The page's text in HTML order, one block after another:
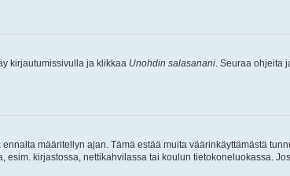
kirjautumissivulla ja klikkaa Unohdin salasanani . Seuraa ohjeita
määritellyn ajan. Tämä estää muita väärinkäyttämästä
kirjastossa, nettikahvilassa tai koulun tietokoneluokassa.